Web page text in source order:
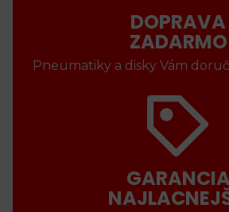
DOPRAVA
ZADARMO
Pneumatiky a disky Vám
GARANCIA